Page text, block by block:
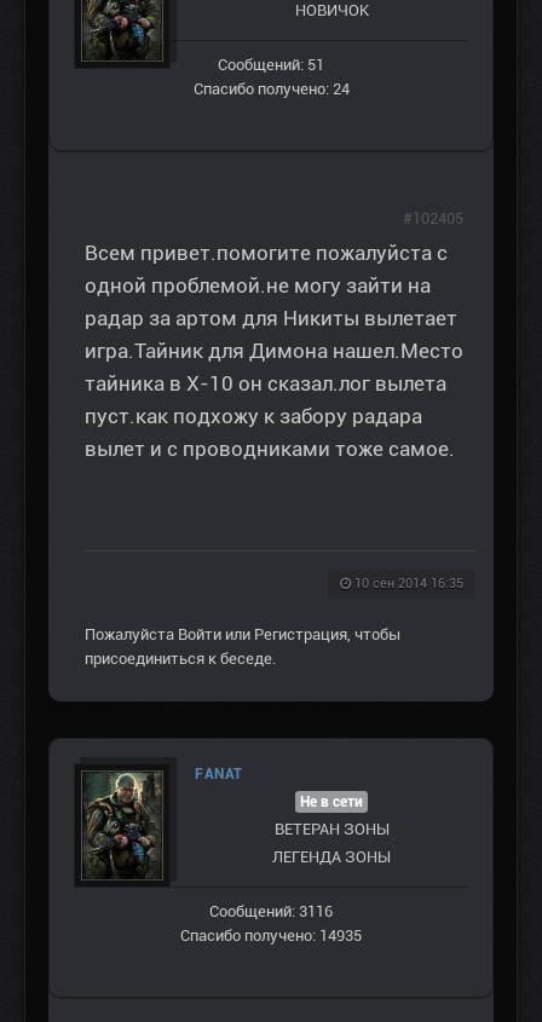
НОВИЧОК
Сообщений: 51
Спасибо получено: 24
Всем привет.помогите пожалуйста с
одной проблемой.не могу зайти на
радар за артом для Никиты вылетает
игра.Тайник для Димона нашел.Место
тайника в Х-10 он сказал.лог вылета
пуст.как подхожу к забору радара
вылет и с проводниками тоже самое.
10 сен 2014 16:35
#102405
Пожалуйста Войти или Регистрация, чтобы
присоединиться к беседе.
FANAT
Не в сети
ВЕТЕРАН ЗOНЫ
ЛЕГЕНДА ЗОНЫ
Сообщений: 3116
Спасибо получено: 14935